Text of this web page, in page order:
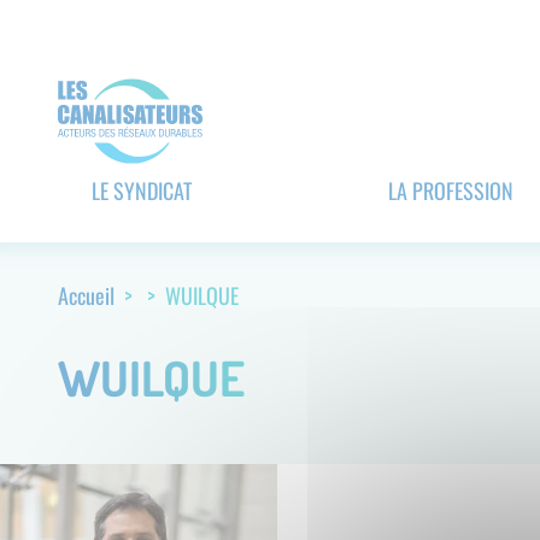
principal
Navigation
principale
(header)
LE SYNDICAT LA PROFESSION
Fil
Accueil WUILQUE
WUILQUE